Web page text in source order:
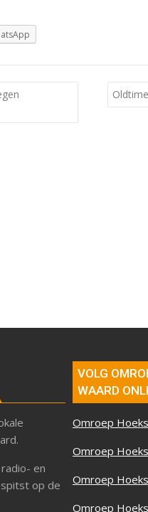
en
op de
VOLG
WAARD
Omroep
Omroep
Omroep
Omroep